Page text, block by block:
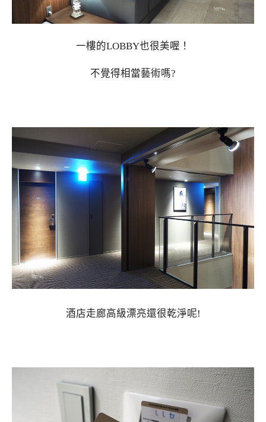
一樓的LOBBY也很美喔！
不覺得相當藝術嗎?
酒店走廊高級漂亮還很乾淨呢!